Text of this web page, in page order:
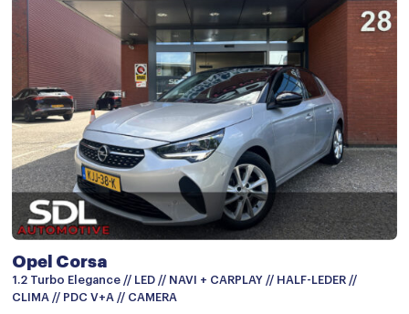
Opel Corsa
1.2 Turbo Elegance // LED // NAVI + CARPLAY // HALF-LEDER //
CLIMA // PDC V+A // CAMERA